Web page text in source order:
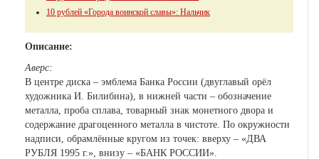
10 рублей «Города воинской славы»: Нальчик
Описание:
Аверс:
В центре диска – эмблема Банка России (двуглавый орёл
художника И. Билибина), в нижней части – обозначение
металла, проба сплава, товарный знак монетного двора и
содержание драгоценного металла в чистоте. По окружности
надписи, обрамлённые кругом из точек: вверху – «ДВА
РУБЛЯ 1995 г.», внизу – «БАНК РОССИИ».